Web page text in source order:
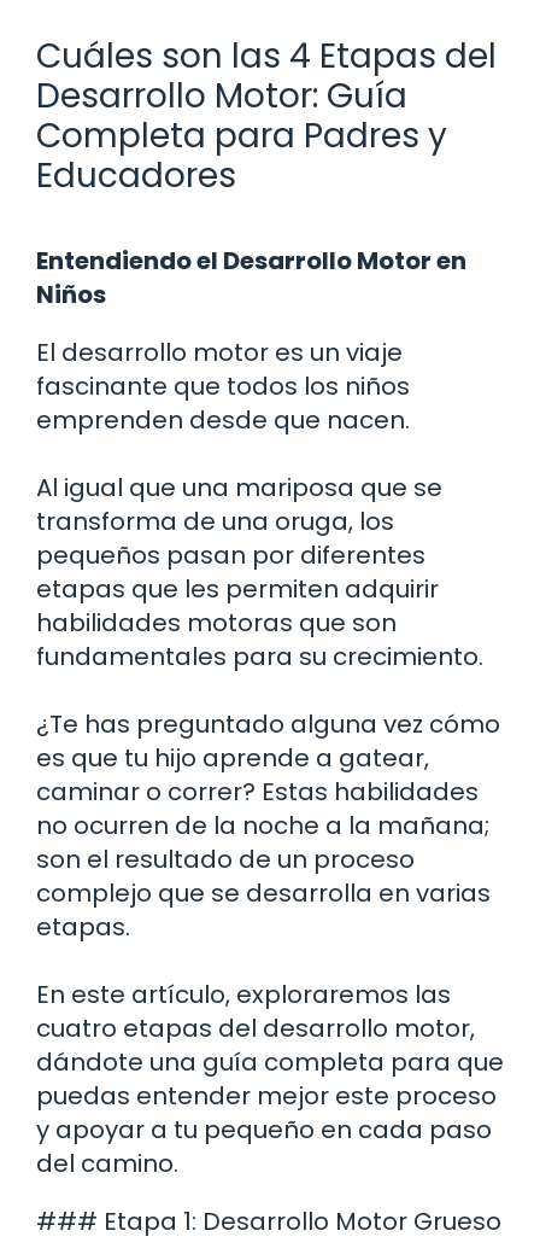
Cuáles son las 4 Etapas del
Desarrollo Motor: Guía
Completa para Padres y
Educadores
Entendiendo el Desarrollo Motor en
Niños
El desarrollo motor es un viaje
fascinante que todos los niños
emprenden desde que nacen.
Al igual que una mariposa que se
transforma de una oruga, los
pequeños pasan por diferentes
etapas que les permiten adquirir
habilidades motoras que son
fundamentales para su crecimiento.
¿Te has preguntado alguna vez cómo
es que tu hijo aprende a gatear,
caminar o correr? Estas habilidades
no ocurren de la noche a la mañana;
son el resultado de un proceso
complejo que se desarrolla en varias
etapas.
En este artículo, exploraremos las
cuatro etapas del desarrollo motor,
dándote una guía completa para que
puedas entender mejor este proceso
y apoyar a tu pequeño en cada paso
del camino.
### Etapa 1: Desarrollo Motor Grueso